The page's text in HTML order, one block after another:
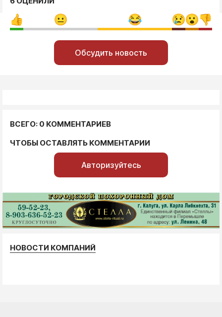
Обсудить новость
ВСЕГО: 0 КОММЕНТАРИЕВ
ЧТОБЫ ОСТАВЛЯТЬ КОММЕНТАРИИ
Авторизуйтесь
НОВОСТИ КОМПАНИЙ